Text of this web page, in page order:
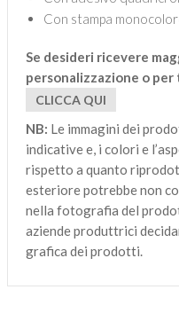
Con stampa
Se desideri ricevere
personalizzazione o
CLICCA QUI
NB: Le immagini dei
indicative e, i colori e
rispetto a quanto
esteriore potrebbe non
nella fotografia del
aziende produttrici
grafica dei prodotti.